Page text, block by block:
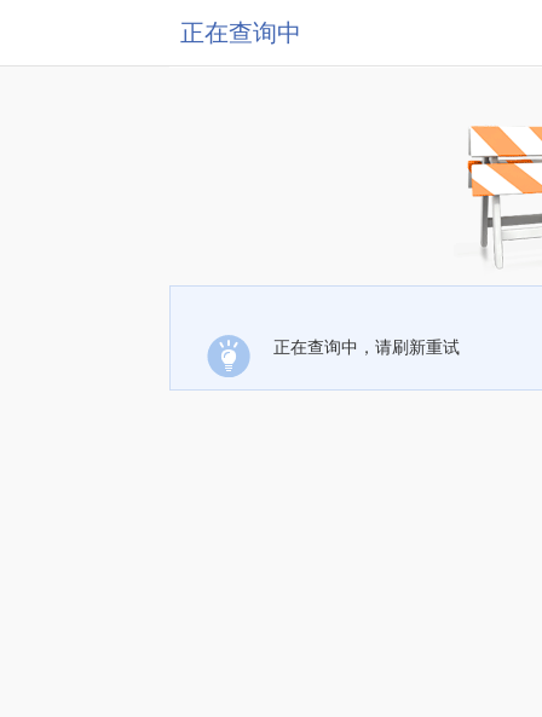
正在查询中
正在查询中，请刷新重试